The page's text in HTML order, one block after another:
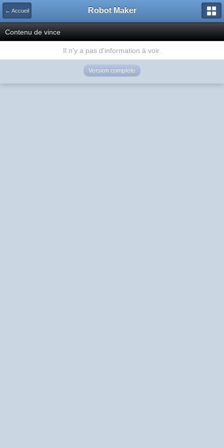
← Accueil Robot Maker
Contenu de vince
Il n'y a pas d'information à voir.
Version complète